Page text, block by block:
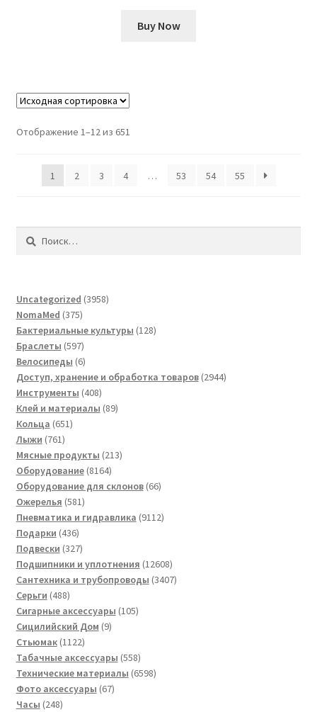
Buy Now
Отображение 1–12 из 651
1 2 3 4 … 53 54 55
Найти:
Uncategorized 39583958
NomaMed 375375
товаров
Бактериальные культуры 128128
Браслеты 597597
товаров
Велосипеды 66
товаров
Доступ, хранение и обработка товаров 29442944
Инструменты 408408
товаров
Клей и материалы 8989
Кольца 651651
Лыжи 761761
товар
Мясные продукты 213213
Оборудование 81648164
товара
Оборудование для склонов 6666
Ожерелья 581581
товар
Пневматика и гидравлика 91129112
Подарки 436436
товаров
Подвески 327327
товаров
Подшипники и уплотнения 1260812608
товаров
Сантехника и трубопроводы 34073407
Серьги 488488
товаров
Сигарные аксессуары 105105
Сицилийский Дом 99
Стьюмак 11221122
товара
Табачные аксессуары 558558
товаров
Технические материалы 65986598
Фото аксессуары 6767
Часы 248248